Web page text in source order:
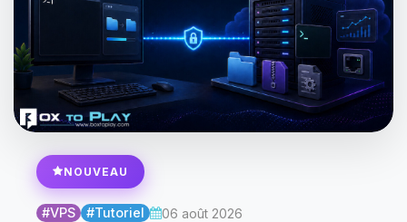
NOUVEAU
#VPS #Tutoriel 06 août 2026